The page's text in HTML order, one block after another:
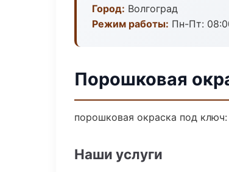
Город: Волгоград
Режим работы: Пн-Пт:
Порошковая
порошковая окраска под
Наши услуги